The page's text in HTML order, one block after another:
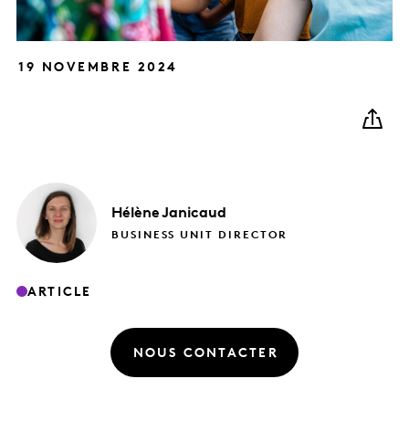
19 NOVEMBRE 2024
Hélène Janicaud
BUSINESS UNIT DIRECTOR
ARTICLE
NOUS CONTACTER